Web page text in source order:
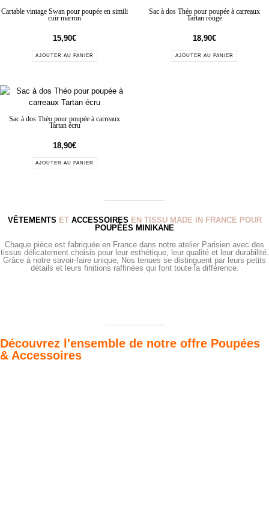
Cartable vintage Swan pour poupée en simili
cuir marron
15,90€
AJOUTER AU PANIER
Sac à dos Théo pour poupée à carreaux
Tartan rouge
18,90€
AJOUTER AU PANIER
Sac à dos Théo pour poupée à carreaux
Tartan écru
18,90€
AJOUTER AU PANIER
VÊTEMENTS ET ACCESSOIRES EN TISSU MADE IN FRANCE POUR
POUPÉES MINIKANE
Chaque pièce est fabriquée en France dans notre atelier Parisien avec des
tissus délicatement choisis pour leur esthétique, leur qualité et leur durabilité.
Grâce à notre savoir-faire unique, Nos tenues se distinguent par leurs petits
détails et leurs finitions raffinées qui font toute la différence.
Découvrez l'ensemble de notre offre Poupées
& Accessoires